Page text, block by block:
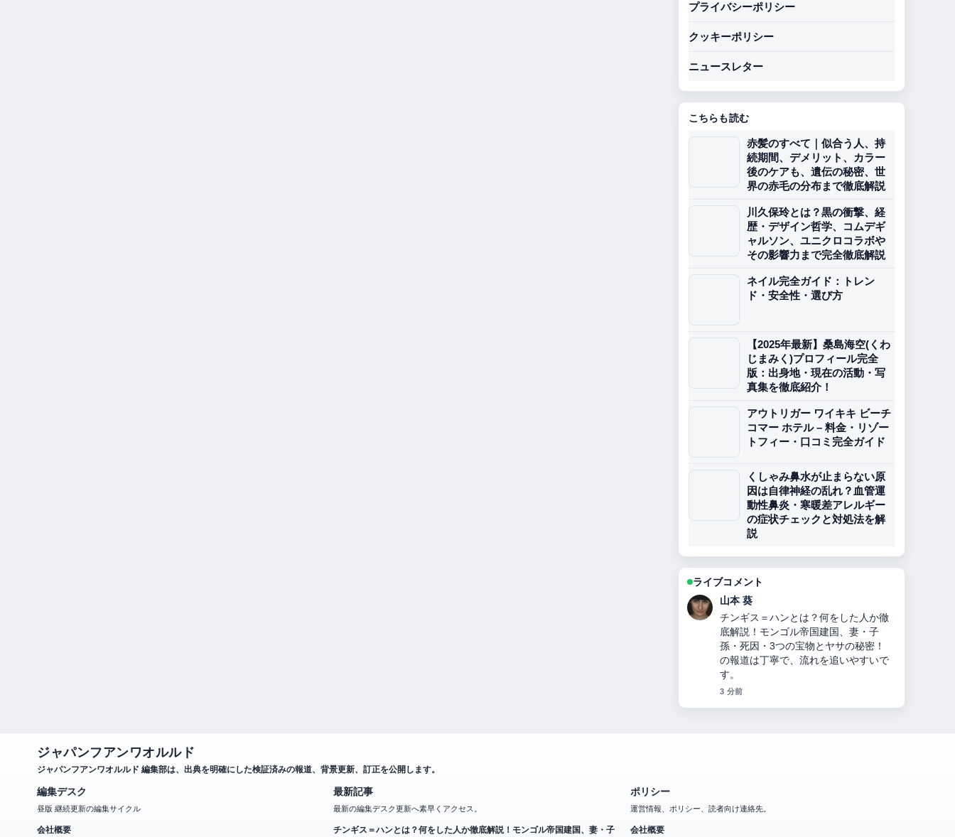
プライバシーポリシー
クッキーポリシー
ニュースレター
こちらも読む
赤髪のすべて｜似合う人、持
続期間、デメリット、カラー
後のケアも、遺伝の秘密、世
界の赤毛の分布まで徹底解説
川久保玲とは？黒の衝撃、経
歴・デザイン哲学、コムデギ
ャルソン、ユニクロコラボや
その影響力まで完全徹底解説
ネイル完全ガイド：トレン
ド・安全性・選び方
【2025年最新】桑島海空(くわ
じまみく)プロフィール完全
版：出身地・現在の活動・写
真集を徹底紹介！
アウトリガー ワイキキ ビーチ
コマー ホテル – 料金・リゾー
トフィー・口コミ完全ガイド
くしゃみ鼻水が止まらない原
因は自律神経の乱れ？血管運
動性鼻炎・寒暖差アレルギー
の症状チェックと対処法を解
説
ライブコメント
加藤 海斗
オリックス投手九里亜蓮のプロフィー
ル・経歴・年収・ハーフ説・ヤンキー
説・移籍理由を2024年最新情報で徹底
解説 周辺の検証がしっかりしていて安
心感があります。
5 分前
ジャパンフアンワオルルド
ジャパンフアンワオルルド 編集部は、出典を明確にした検証済みの報道、背景更新、訂正を公開します。
編集デスク
昼版 継続更新の編集サイクル
会社概要
最新記事
最新の編集デスク更新へ素早くアクセス。
チンギス＝ハンとは？何をした人か徹底解説！モンゴル帝国建国、妻・子
ポリシー
運営情報、ポリシー、読者向け連絡先。
会社概要